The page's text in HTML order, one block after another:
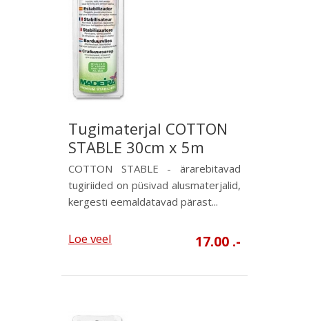
Tugimaterjal COTTON
STABLE 30cm x 5m
COTTON STABLE - ärarebitavad
tugiriided on püsivad alusmaterjalid,
kergesti eemaldatavad pärast...
Loe veel 17.00 .-